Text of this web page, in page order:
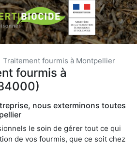
Traitement fourmis à Montpellier
fourmis à
nous exterminons toutes
le soin de gérer tout ce qui
de vos fourmis, que ce soit chez